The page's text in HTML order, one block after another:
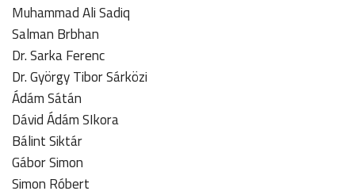
Muhammad Ali Sadiq
Salman Brbhan
Dr. Sarka Ferenc
Dr. György Tibor Sárközi
Ádám Sátán
Dávid Ádám SIkora
Bálint Siktár
Gábor Simon
Simon Róbert